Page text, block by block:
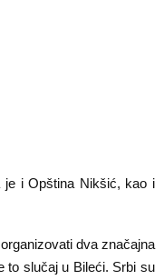
je i Opština Nikšić, kao i
dva značajna
to slučaj u Bileći. Srbi su